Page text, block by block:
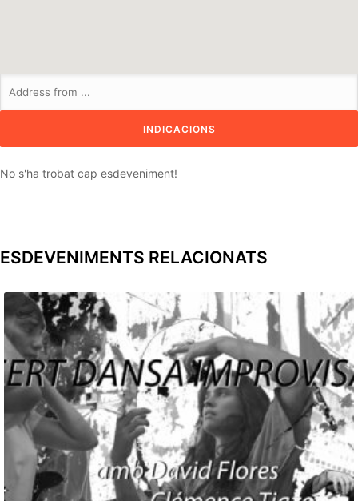
No s'ha trobat cap esdeveniment!
ESDEVENIMENTS RELACIONATS